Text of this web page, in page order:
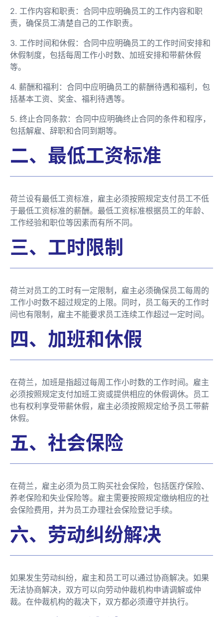
2. 工作内容和职责：合同中应明确员工的工作内容和职
责，确保员工清楚自己的工作职责。
3. 工作时间和休假：合同中应明确员工的工作时间安排和
休假制度，包括每周工作小时数、加班安排和带薪休假
等。
4. 薪酬和福利：合同中应明确员工的薪酬待遇和福利，包
括基本工资、奖金、福利待遇等。
5. 终止合同条款：合同中应明确终止合同的条件和程序，
包括解雇、辞职和合同到期等。
二、最低工资标准
荷兰设有最低工资标准，雇主必须按照规定支付员工不低
于最低工资标准的薪酬。最低工资标准根据员工的年龄、
工作经验和职位等因素而有所不同。
三、工时限制
荷兰对员工的工时有一定限制，雇主必须确保员工每周的
工作小时数不超过规定的上限。同时，员工每天的工作时
间也有限制，雇主不能要求员工连续工作超过一定时间。
四、加班和休假
在荷兰，加班是指超过每周工作小时数的工作时间。雇主
必须按照规定支付加班工资或提供相应的休假调休。员工
也有权利享受带薪休假，雇主必须按照规定给予员工带薪
休假。
五、社会保险
在荷兰，雇主必须为员工购买社会保险，包括医疗保险、
养老保险和失业保险等。雇主需要按照规定缴纳相应的社
会保险费用，并为员工办理社会保险登记手续。
六、劳动纠纷解决
如果发生劳动纠纷，雇主和员工可以通过协商解决。如果
无法协商解决，双方可以向劳动仲裁机构申请调解或仲
裁。在仲裁机构的裁决下，双方都必须遵守并执行。